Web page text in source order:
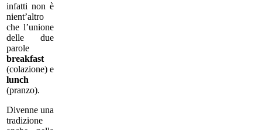
infatti non è
nient’altro
che l’unione
delle due
parole
breakfast
(colazione) e
lunch
(pranzo).
Divenne una
tradizione